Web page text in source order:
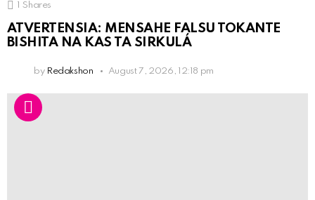
1 Shares
ATVERTENSIA: MENSAHE FALSU TOKANTE
BISHITA NA KAS TA SIRKULÁ
by Redakshon August 7, 2026, 12:18 pm